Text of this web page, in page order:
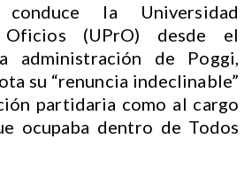
la Universidad
(UPrO) desde el
administración de Poggi,
su “renuncia indeclinable”
partidaria como al cargo
ocupaba dentro de Todos